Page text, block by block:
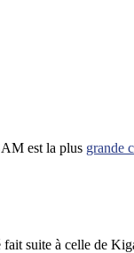
est la plus grande
suite à celle de